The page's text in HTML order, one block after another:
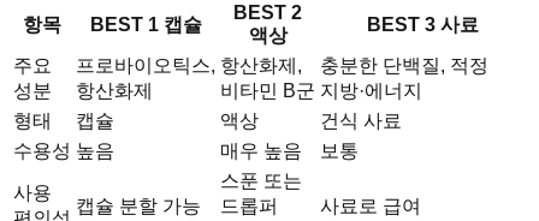
항목 BEST 1 캡슐
BEST 2
액상
BEST 3 사료
주요
성분
프로바이오틱스,
항산화제
항산화제,
비타민 B군
충분한 단백질, 적정
지방·에너지
형태
캡슐 액상
건식 사료
수용성 높음 매우 높음 보통
사용
캡슐 분할 가능
스푼 또는
드롭퍼
사료로 급여